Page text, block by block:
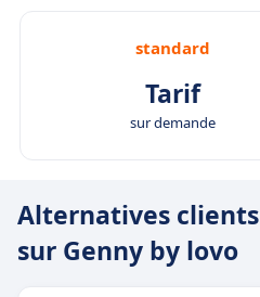
standard
Tarif
sur demande
Alternatives clients
sur Genny by lovo